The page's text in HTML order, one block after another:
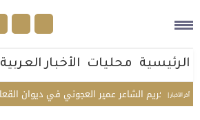
الرئيسية محليات الأخبار العربية
أخر الأخبار |
تكريم الشاعر عمير العجوني في ديوان القعابيب